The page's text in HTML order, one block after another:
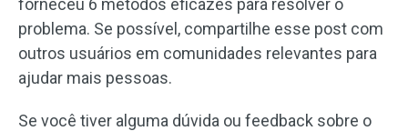
problema. Se possível, compartilhe esse post com
outros usuários em comunidades relevantes para
ajudar mais pessoas.
Se você tiver alguma dúvida ou feedback sobre o